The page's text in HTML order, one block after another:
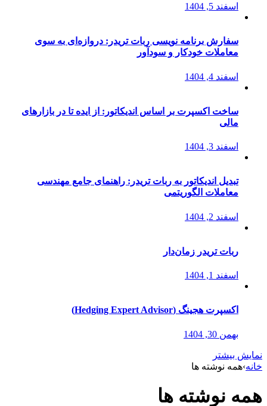
اسفند 5, 1404
سفارش برنامه نویسی ربات تریدر: دروازه‌ای به سوی
معاملات خودکار و سودآور
اسفند 4, 1404
ساخت اکسپرت بر اساس اندیکاتور: از ایده تا در بازارهای
مالی
اسفند 3, 1404
تبدیل اندیکاتور به ربات تریدر: راهنمای جامع مهندسی
معاملات الگوریتمی
اسفند 2, 1404
ربات تریدر زمان‌دار
اسفند 1, 1404
اکسپرت هجینگ (Hedging Expert Advisor)
بهمن 30, 1404
نمایش بیشتر
خانه›همه نوشته ها
همه نوشته ها